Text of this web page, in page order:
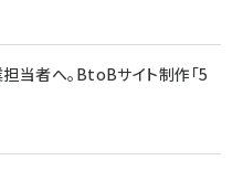
当者へ。BtoBサイト制作「5